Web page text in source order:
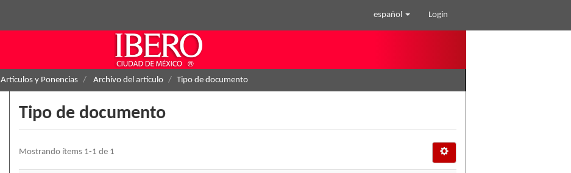
español Login
Artículos y Ponencias Archivo del artículo Tipo de documento
Tipo de documento
Mostrando ítems 1-1 de 1